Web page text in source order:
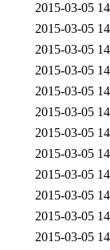
2015-03-05
2015-03-05
2015-03-05
2015-03-05
2015-03-05
2015-03-05
2015-03-05
2015-03-05
2015-03-05
2015-03-05
2015-03-05
2015-03-05